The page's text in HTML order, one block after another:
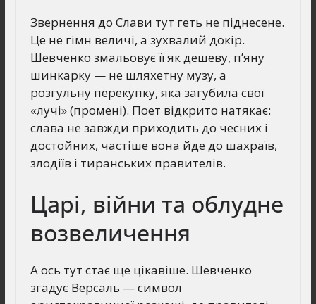
Звернення до Слави тут геть не піднесене.
Це не гімн величі, а зухвалий докір.
Шевченко змальовує її як дешеву, п’яну
шинкарку — не шляхетну музу, а
розгульну перекупку, яка загубила свої
«лучі» (промені). Поет відкрито натякає:
слава не завжди приходить до чесних і
достойних, частіше вона йде до шахраїв,
злодіїв і тиранських правителів.
Царі, війни та облудне
возвеличення
А ось тут стає ще цікавіше. Шевченко
згадує Версаль — символ